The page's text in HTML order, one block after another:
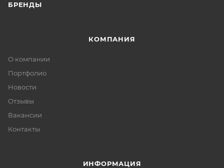
БРЕНДЫ
КОМПАНИЯ
О компании
Портфолио
Новости
Отзывы
Вакансии
Контакты
ИНФОРМАЦИЯ